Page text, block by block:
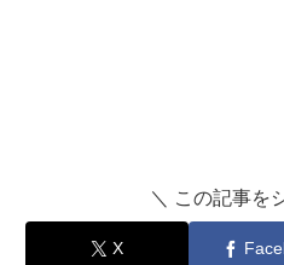
＼ この記事を
X